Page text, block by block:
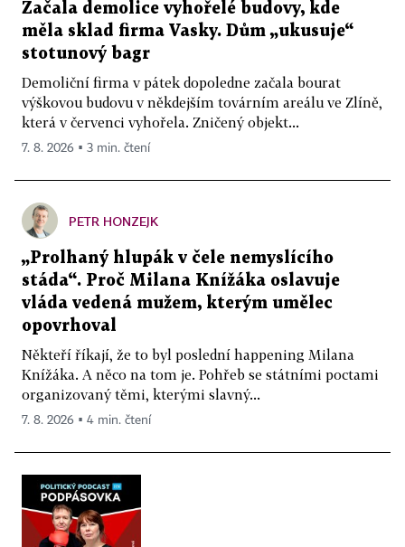
Začala demolice vyhořelé budovy, kde
měla sklad firma Vasky. Dům „ukusuje“
stotunový bagr
Demoliční firma v pátek dopoledne začala bourat
výškovou budovu v někdejším továrním areálu ve Zlíně,
která v červenci vyhořela. Zničený objekt...
7. 8. 2026 ▪ 3 min. čtení
PETR HONZEJK
„Prolhaný hlupák v čele nemyslícího
stáda“. Proč Milana Knížáka oslavuje
vláda vedená mužem, kterým umělec
opovrhoval
Někteří říkají, že to byl poslední happening Milana
Knížáka. A něco na tom je. Pohřeb se státními poctami
organizovaný těmi, kterými slavný...
7. 8. 2026 ▪ 4 min. čtení